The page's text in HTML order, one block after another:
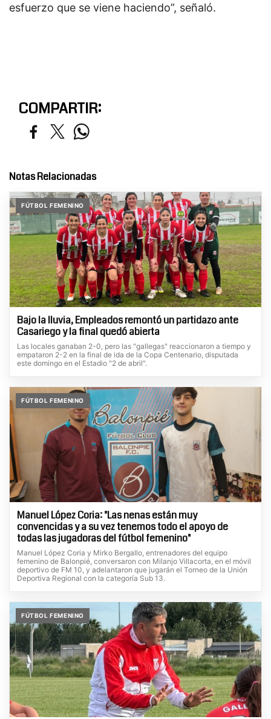
esfuerzo que se viene haciendo”, señaló.
COMPARTIR:
Notas Relacionadas
FÚTBOL FEMENINO
Bajo la lluvia, Empleados remontó un partidazo ante
Casariego y la final quedó abierta
Las locales ganaban 2-0, pero las "gallegas" reaccionaron a tiempo y
empataron 2-2 en la final de ida de la Copa Centenario, disputada
este domingo en el Estadio "2 de abril".
FÚTBOL FEMENINO
Manuel López Coria: "Las nenas están muy
convencidas y a su vez tenemos todo el apoyo de
todas las jugadoras del fútbol femenino"
Manuel López Coria y Mirko Bergallo, entrenadores del equipo
femenino de Balonpié, conversaron con Milanjo Villacorta, en el móvil
deportivo de FM 10, y adelantaron que jugarán el Torneo de la Unión
Deportiva Regional con la categoría Sub 13.
FÚTBOL FEMENINO